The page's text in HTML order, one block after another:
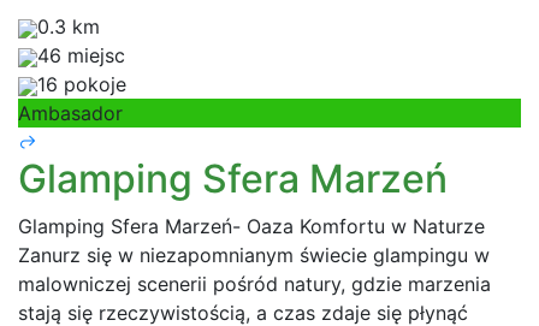
0.3 km
46 miejsc
16 pokoje
Ambasador
Glamping Sfera Marzeń
Glamping Sfera Marzeń- Oaza Komfortu w Naturze
Zanurz się w niezapomnianym świecie glampingu w
malowniczej scenerii pośród natury, gdzie marzenia
stają się rzeczywistością, a czas zdaje się płynąć